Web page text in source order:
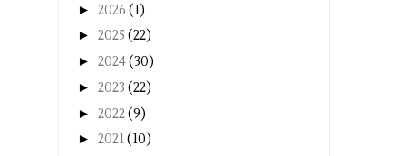
► 2026 (1)
► 2025 (22)
► 2024(30)
► 2023 (22)
► 2022(9)
► 2021(10)